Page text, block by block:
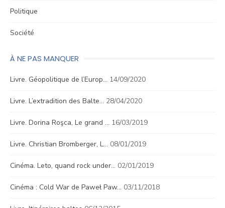
Politique
Société
À NE PAS MANQUER
Livre. Géopolitique de l’Europ… 14/09/2020
Livre. L’extradition des Balte… 28/04/2020
Livre. Dorina Roşca, Le grand … 16/03/2019
Livre. Christian Bromberger, L… 08/01/2019
Cinéma. Leto, quand rock under… 02/01/2019
Cinéma : Cold War de Paweł Paw… 03/11/2018